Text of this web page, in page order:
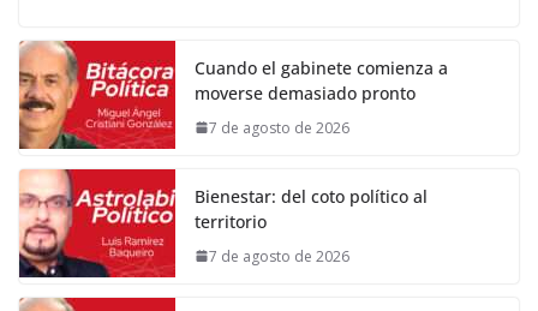
Cuando el gabinete comienza a
moverse demasiado pronto
7 de agosto de 2026
Bienestar: del coto político al
territorio
7 de agosto de 2026